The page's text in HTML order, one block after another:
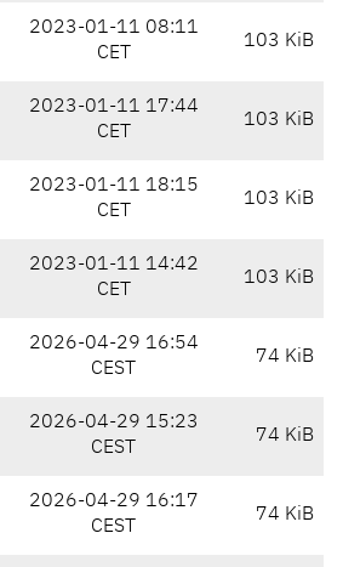
2023-01-11 08:11
CET
103 KiB
2023-01-11 17:44
CET
103 KiB
2023-01-11 18:15
CET
103 KiB
2023-01-11 14:42
CET
103 KiB
2026-04-29 16:54
CEST
74 KiB
2026-04-29 15:23
CEST
74 KiB
2026-04-29 16:17
CEST
74 KiB